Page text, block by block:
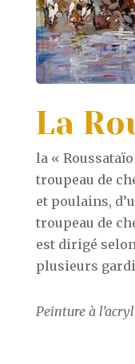
La
la «
troupeau de
et poulains,
troupeau de
est dirigé
plusieurs
Peinture à